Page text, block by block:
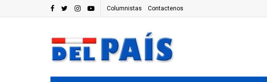
Columnistas Contactenos